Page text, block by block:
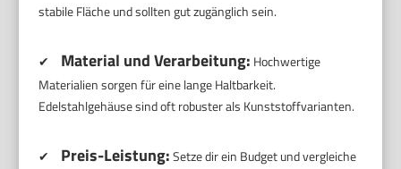
stabile Fläche und sollten gut zugänglich sein.
✔ Material und Verarbeitung: Hochwertige
Materialien sorgen für eine lange Haltbarkeit.
Edelstahlgehäuse sind oft robuster als Kunststoffvarianten.
✔ Preis-Leistung:Setze dir ein Budget und vergleiche